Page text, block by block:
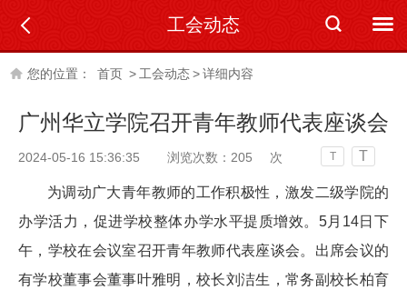
工会动态
您的位置： 首页 > 工会动态>详细内容
​广州华立学院召开青年教师代表座谈会
2024-05-16 15:36:35 浏览次数： 205 次 T T
为调动广大青年教师的工作积极性，激发二级学院的
办学活力，促进学校整体办学水平提质增效。5月14日下
午，学校在会议室召开青年教师代表座谈会。出席会议的
有学校董事会董事叶雅明 ，校长刘洁生 ，常务副校长柏育